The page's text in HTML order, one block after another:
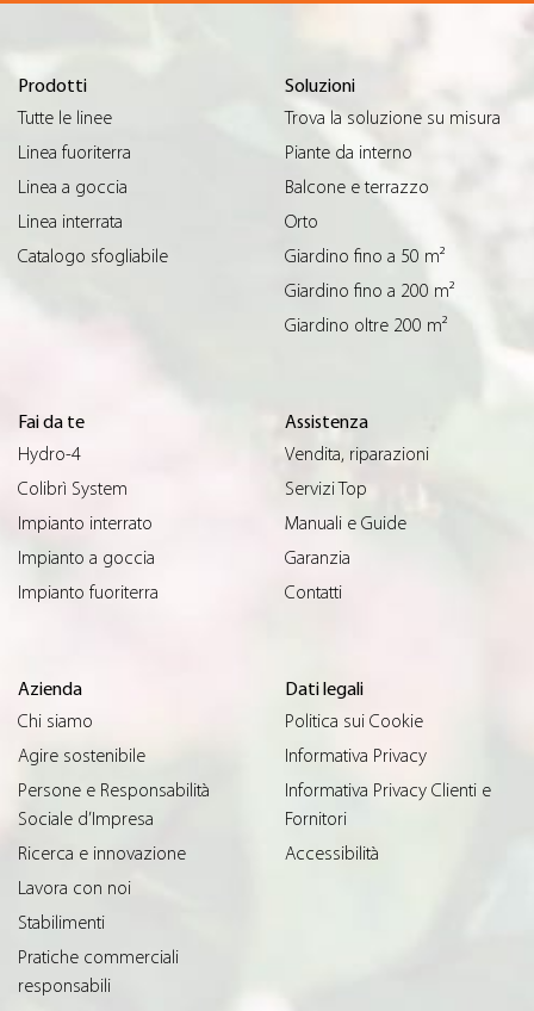
Prodotti
Tutte le linee
Linea fuoriterra
Linea a goccia
Linea interrata
Catalogo sfogliabile
Soluzioni
Trova la soluzione su misura
Piante da interno
Balcone e terrazzo
Orto
Giardino fino a 50 m²
Giardino fino a 200 m²
Giardino oltre 200 m²
Fai da te
Hydro-4
Colibrì System
Impianto interrato
Impianto a goccia
Impianto fuoriterra
Assistenza
Vendita, riparazioni
Servizi Top
Manuali e Guide
Garanzia
Contatti
Azienda
Chi siamo
Agire sostenibile
Persone e Responsabilità
Sociale d’Impresa
Ricerca e innovazione
Lavora con noi
Stabilimenti
Pratiche commerciali
responsabili
Dati legali
Politica sui Cookie
Informativa Privacy
Informativa Privacy Clienti e
Fornitori
Accessibilità